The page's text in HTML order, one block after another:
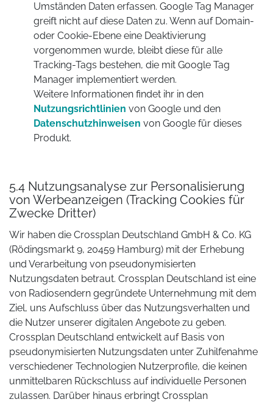
Umständen Daten erfassen. Google Tag Manager
greift nicht auf diese Daten zu. Wenn auf Domain-
oder Cookie-Ebene eine Deaktivierung
vorgenommen wurde, bleibt diese für alle
Tracking-Tags bestehen, die mit Google Tag
Manager implementiert werden.
Weitere Informationen findet ihr in den
Nutzungsrichtlinien von Google und den
Datenschutzhinweisen von Google für dieses
Produkt.
5.4 Nutzungsanalyse zur Personalisierung
von Werbeanzeigen (Tracking Cookies für
Zwecke Dritter)
Wir haben die Crossplan Deutschland GmbH & Co. KG
(Rödingsmarkt 9, 20459 Hamburg) mit der Erhebung
und Verarbeitung von pseudonymisierten
Nutzungsdaten betraut. Crossplan Deutschland ist eine
von Radiosendern gegründete Unternehmung mit dem
Ziel, uns Aufschluss über das Nutzungsverhalten und
die Nutzer unserer digitalen Angebote zu geben.
Crossplan Deutschland entwickelt auf Basis von
pseudonymisierten Nutzungsdaten unter Zuhilfenahme
verschiedener Technologien Nutzerprofile, die keinen
unmittelbaren Rückschluss auf individuelle Personen
zulassen. Darüber hinaus erbringt Crossplan